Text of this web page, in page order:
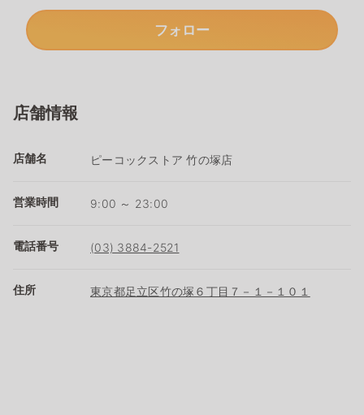
フォロー
店舗情報
店舗名 ピーコックストア 竹の塚店
営業時間 9:00 ～ 23:00
電話番号 (03) 3884-2521
住所 東京都足立区竹の塚６丁目７－１－１０１